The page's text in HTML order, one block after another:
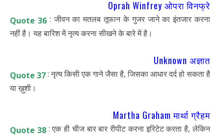
Oprah Winfrey ओपरा विनफ्रे
Quote 36: जीवन का मतलब तूफान के गुजर जाने का इंतजार करना
नहीं है। यह बारिश में नृत्य करना सीखने के बारे में है।
Unknown अज्ञात
Quote 37: नृत्य किसी एक गाने जैसा है, जिसका आधार दर्द हो सकता है
या ख़ुशी।
Martha Graham मार्था ग्रैहम
Quote 38: एक ही चीज बार बार रीपीट करना इरिटेट करता है, लेकिन